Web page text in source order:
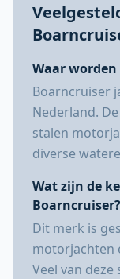
Waar
Boarncruiser
Nederland.
stalen
diverse
Wat zijn de
Boarncruiser?
Dit merk is
motorjachten
Veel van